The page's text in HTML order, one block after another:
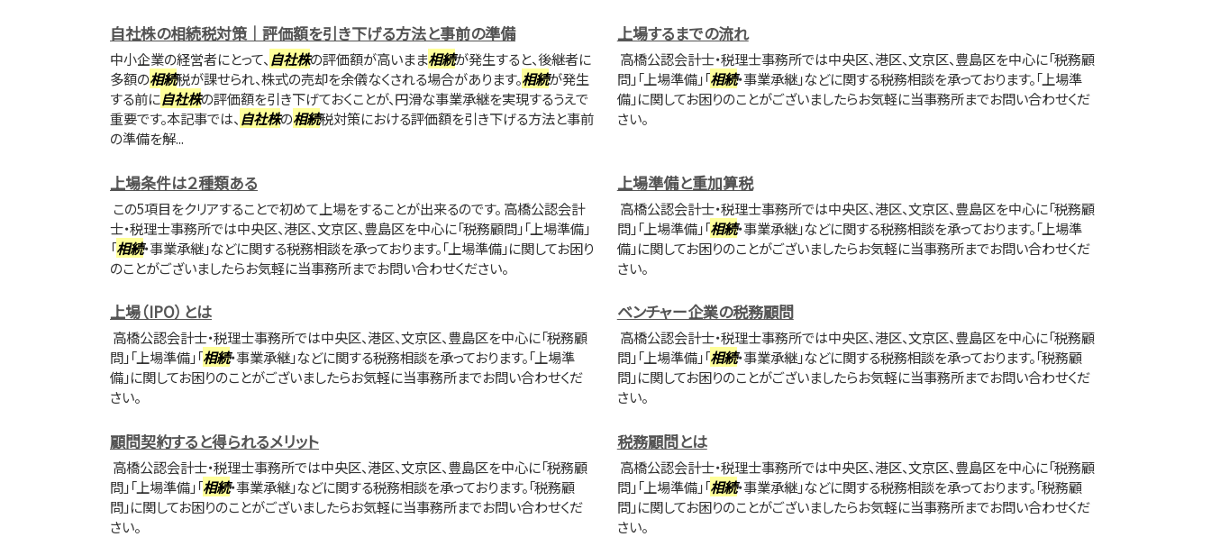
自社株の相続税対策｜評価額を引き下げる方法と事前の準備
中小企業の経営者にとって、 自社株の評価額が高いまま相続が発生すると、後継者に
多額の相続税が課せられ、株式の売却を余儀なくされる場合があります。相続が発生
する前に自社株の評価額を引き下げておくことが、円滑な事業承継を実現するうえで
重要です。本記事では、 自社株の相続税対策における評価額を引き下げる方法と事前
の準備を解...
上場するまでの流れ
高橋公認会計士・税理士事務所では中央区、港区、文京区、豊島区を中心に「税務顧
問」「上場準備」「相続・事業承継」などに関する税務相談を承っております。「上場準
備」に関してお困りのことがございましたらお気軽に当事務所までお問い合わせくだ
さい。
上場条件は２種類ある
この5項目をクリアすることで初めて上場をすることが出来るのです。 高橋公認会計
士・税理士事務所では中央区、港区、文京区、豊島区を中心に「税務顧問」「上場準備」
「相続・事業承継」などに関する税務相談を承っております。「上場準備」に関してお困り
のことがございましたらお気軽に当事務所までお問い合わせください。
上場準備と重加算税
高橋公認会計士・税理士事務所では中央区、港区、文京区、豊島区を中心に「税務顧
問」「上場準備」「相続・事業承継」などに関する税務相談を承っております。「上場準
備」に関してお困りのことがございましたらお気軽に当事務所までお問い合わせくだ
さい。
上場（IPO）とは
高橋公認会計士・税理士事務所では中央区、港区、文京区、豊島区を中心に「税務顧
問」「上場準備」「相続・事業承継」などに関する税務相談を承っております。「上場準
備」に関してお困りのことがございましたらお気軽に当事務所までお問い合わせくだ
さい。
ベンチャー企業の税務顧問
高橋公認会計士・税理士事務所では中央区、港区、文京区、豊島区を中心に「税務顧
問」「上場準備」「相続・事業承継」などに関する税務相談を承っております。「税務顧
問」に関してお困りのことがございましたらお気軽に当事務所までお問い合わせくだ
さい。
顧問契約すると得られるメリット
高橋公認会計士・税理士事務所では中央区、港区、文京区、豊島区を中心に「税務顧
問」「上場準備」「相続・事業承継」などに関する税務相談を承っております。「税務顧
問」に関してお困りのことがございましたらお気軽に当事務所までお問い合わせくだ
さい。
税務顧問とは
高橋公認会計士・税理士事務所では中央区、港区、文京区、豊島区を中心に「税務顧
問」「上場準備」「相続・事業承継」などに関する税務相談を承っております。「税務顧
問」に関してお困りのことがございましたらお気軽に当事務所までお問い合わせくだ
さい。